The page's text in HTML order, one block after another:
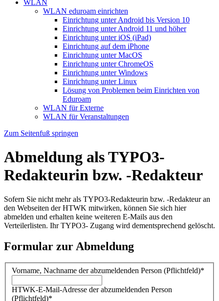
WLAN
WLAN eduroam einrichten
Einrichtung unter Android bis Version 10
Einrichtung unter Android 11 und höher
Einrichtung unter iOS (iPad)
Einrichtung auf dem iPhone
Einrichtung unter MacOS
Einrichtung unter ChromeOS
Einrichtung unter Windows
Einrichtung unter Linux
Lösung von Problemen beim Einrichten von
Eduroam
WLAN für Externe
WLAN für Veranstaltungen
Zum Seitenfuß springen
Abmeldung als TYPO3-
Redakteurin bzw. -Redakteur
Sofern Sie nicht mehr als TYPO3-Redakteurin bzw. -Redakteur an
den Webseiten der HTWK mitwirken, können Sie sich hier
abmelden und erhalten keine weiteren E-Mails aus den
Verteilerlisten. Ihr TYPO3- Zugang wird dementsprechend gelöscht.
Formular zur Abmeldung
Vorname, Nachname der abzumeldenden Person (Pflichtfeld)*
HTWK-E-Mail-Adresse der abzumeldenden Person
(Pflichtfeld)*